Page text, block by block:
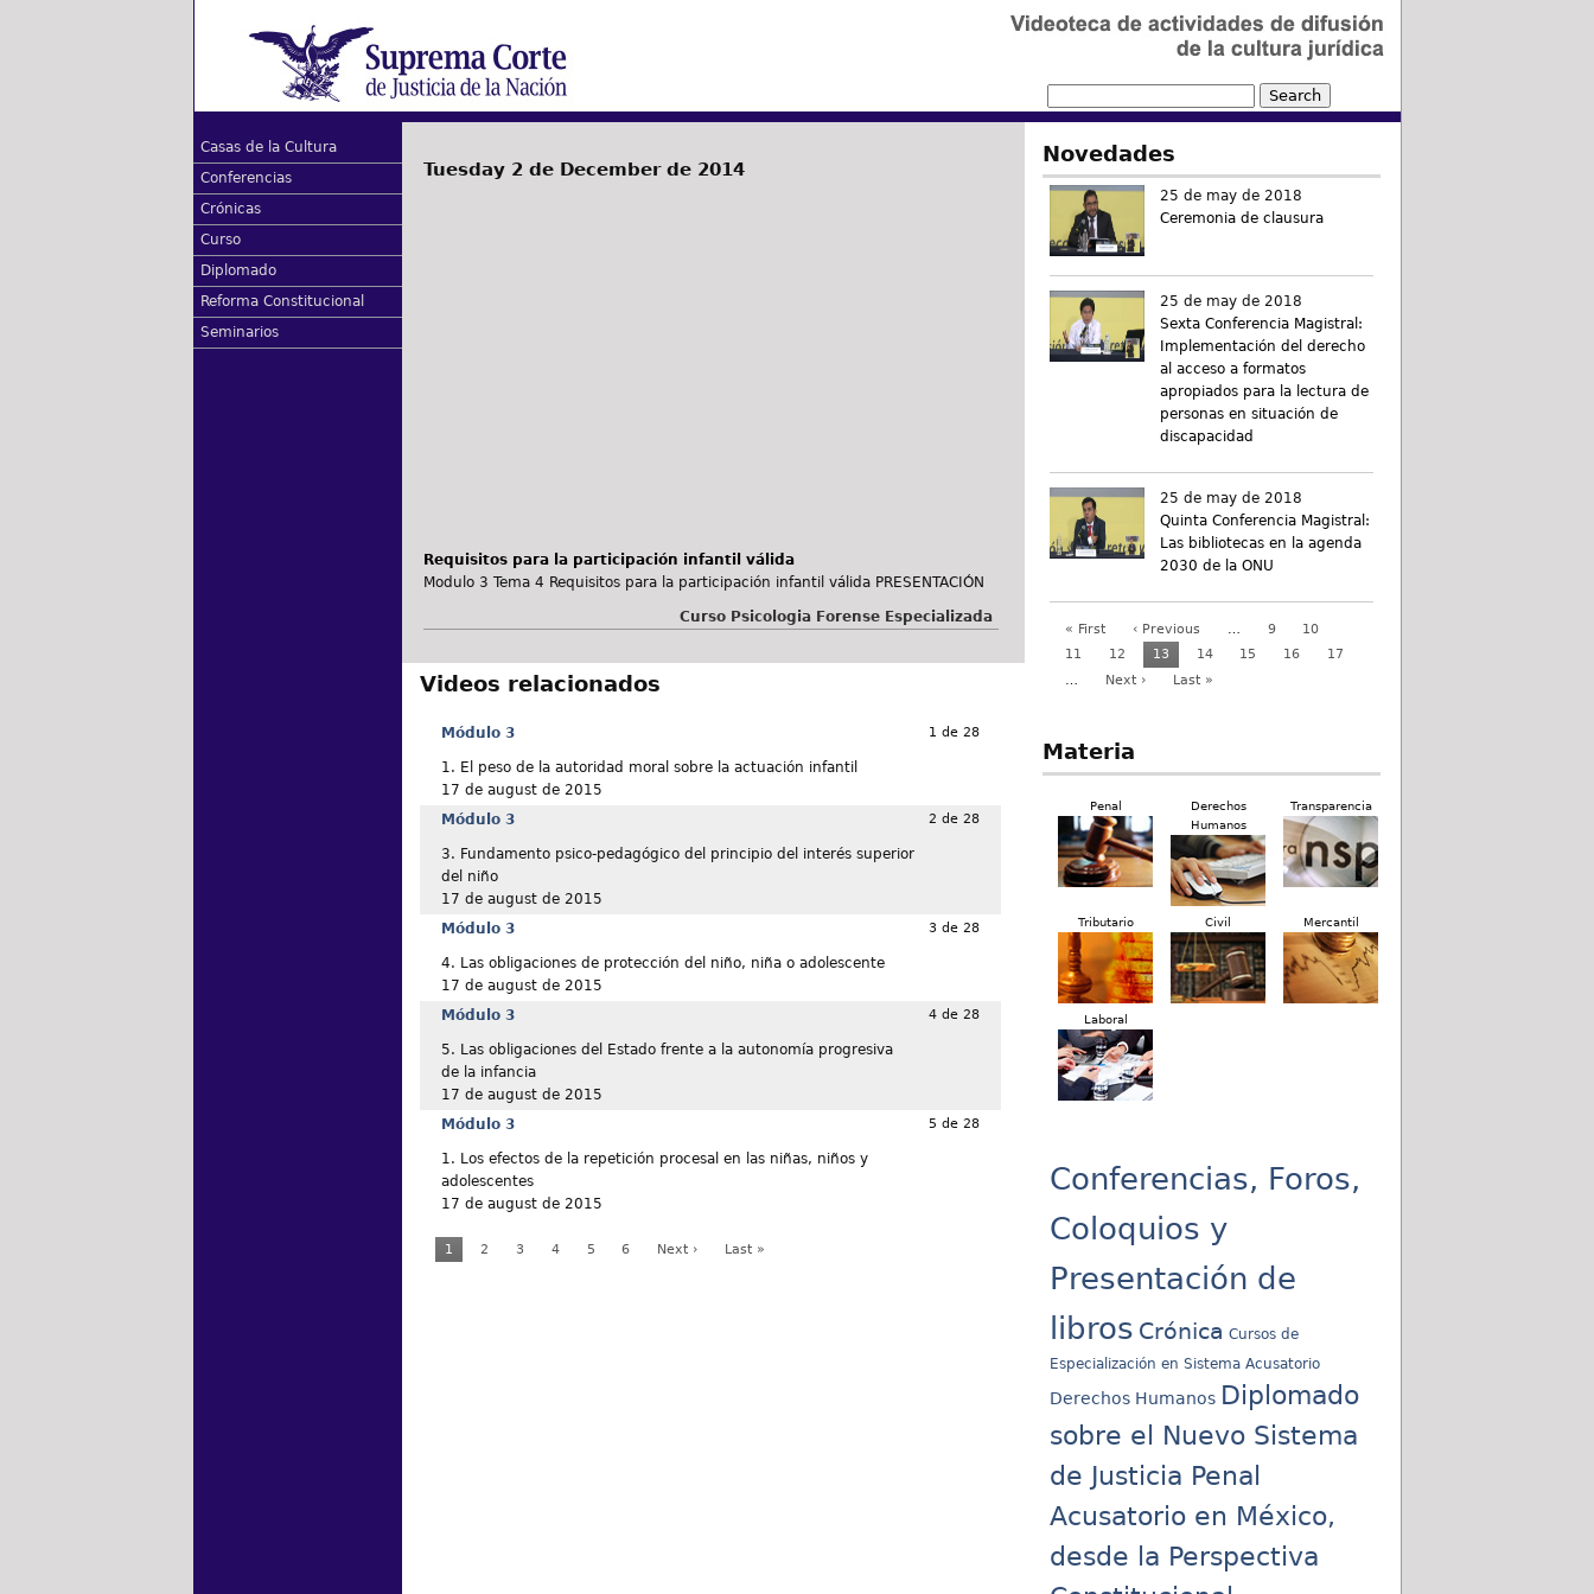
Casas de la Cultura
Conferencias
Crónicas
Curso
Diplomado
Reforma Constitucional
Seminarios
Tuesday 2 de December de 2014
Requisitos para la participación infantil válida
Modulo 3 Tema 4 Requisitos para la participación infantil válida PRESENTACIÓN
Curso Psicologia Forense Especializada
Videos relacionados
Módulo 3
1. El peso de la autoridad moral sobre la actuación infantil
17 de august de 2015
1 de 28
Módulo 3
3. Fundamento psico-pedagógico del principio del interés superior
del niño
17 de august de 2015
2 de 28
Módulo 3
4. Las obligaciones de protección del niño, niña o adolescente
17 de august de 2015
3 de 28
Módulo 3
5. Las obligaciones del Estado frente a la autonomía progresiva
de la infancia
17 de august de 2015
4 de 28
Módulo 3
1. Los efectos de la repetición procesal en las niñas, niños y
adolescentes
17 de august de 2015
5 de 28
1 2 3 4 5 6 Next › Last »
Novedades
25 de may de 2018
Ceremonia de clausura
25 de may de 2018
Sexta Conferencia Magistral:
Implementación del derecho
al acceso a formatos
apropiados para la lectura de
personas en situación de
discapacidad
25 de may de 2018
Quinta Conferencia Magistral:
Las bibliotecas en la agenda
2030 de la ONU
« First ‹ Previous … 9
10
11
12 13 14 15 16
17
…
Next › Last »
Materia
Penal
Derechos
Humanos
Transparencia
Tributario Civil Mercantil
Laboral
Conferencias, Foros,
Coloquios y
Presentación de
libros Crónica Cursos de
Especialización en Sistema Acusatorio
Derechos Humanos Diplomado
sobre el Nuevo Sistema
de Justicia Penal
Acusatorio en México,
desde la Perspectiva